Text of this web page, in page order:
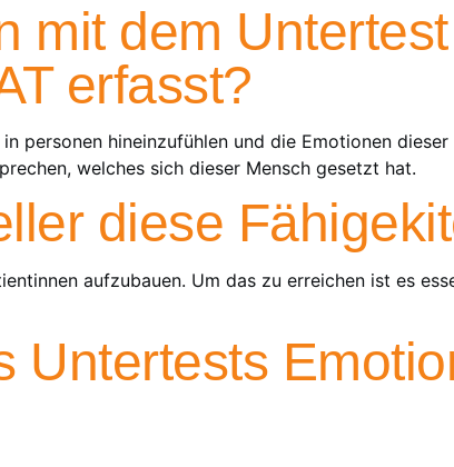
mit dem Untertest
erfasst?
personen hineinzufühlen und die Emotionen dieser
welches sich dieser Mensch gesetzt hat.
diese
aufzubauen. Um das zu erreichen ist es
Untertests